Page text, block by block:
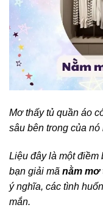
Mơ thấy tủ quần áo
sâu bên trong của
Liệu đây là một điềm
bạn giải mã nằm mơ
ý nghĩa, các tình
mắn.